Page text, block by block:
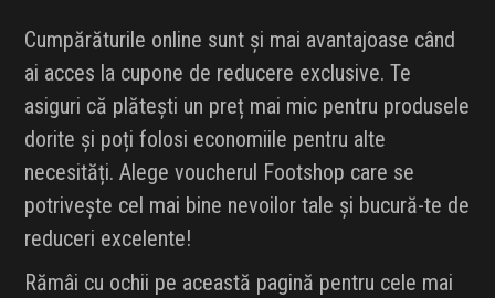
Cumpărăturile online sunt și mai avantajoase când
ai acces la cupone de reducere exclusive. Te
asiguri că plătești un preț mai mic pentru produsele
dorite și poți folosi economiile pentru alte
necesități. Alege voucherul Footshop care se
potrivește cel mai bine nevoilor tale și bucură-te de
reduceri excelente!
Rămâi cu ochii pe această pagină pentru cele mai